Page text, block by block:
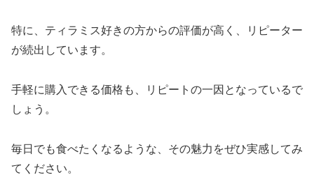
特に、ティラミス好きの方からの評価が高く、リピーター
が続出しています。
手軽に購入できる価格も、リピートの一因となっているで
しょう。
毎日でも食べたくなるような、その魅力をぜひ実感してみ
てください。